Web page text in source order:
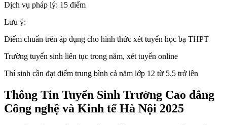
Dịch vụ pháp lý: 15 điểm
Lưu ý:
Điểm chuẩn trên áp dụng cho hình thức xét tuyển học bạ THPT
Trường tuyển sinh liên tục trong năm, xét tuyển online
Thí sinh cần đạt điểm trung bình cả năm lớp 12 từ 5.5 trở lên
Thông Tin Tuyển Sinh Trường Cao đẳng
Công nghệ và Kinh tế Hà Nội 2025